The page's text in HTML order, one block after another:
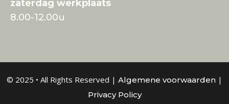
zaterdag werkplaats
8.00-12.00u
© 2025 • All Rights Reserved | Algemene voorwaarden |
Privacy Policy